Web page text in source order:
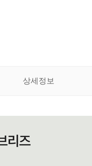
상세정보